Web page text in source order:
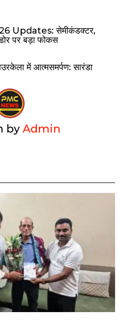
Updates: सेमीकंडक्टर,
पर बड़ा फोकस
में आत्मसमर्पण: सारंडा
byAdmin